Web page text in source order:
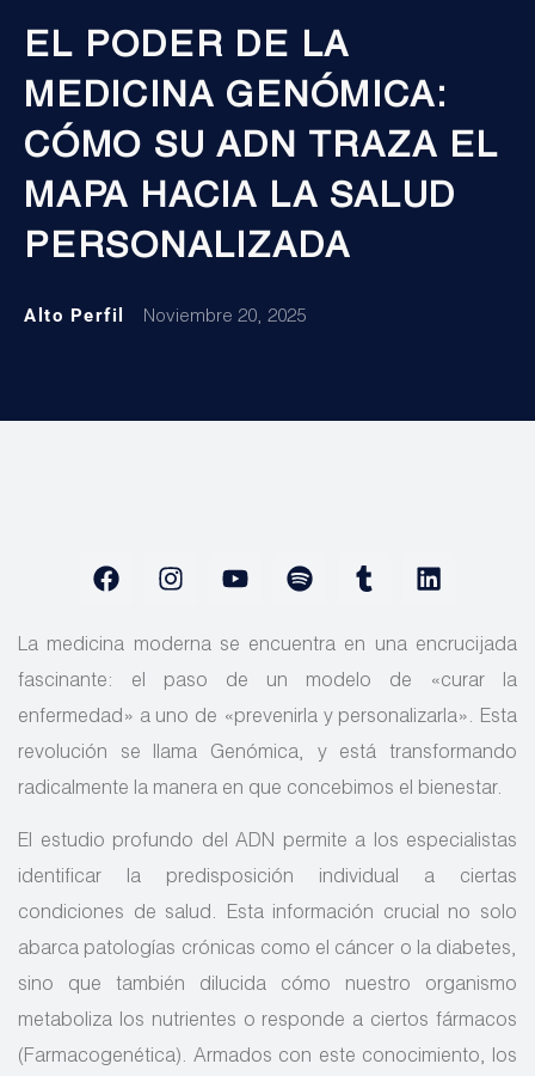
EL PODER DE LA
MEDICINA GENÓMICA:
CÓMO SU ADN TRAZA EL
MAPA HACIA LA SALUD
PERSONALIZADA
Alto Perfil Noviembre 20, 2025
La medicina moderna se encuentra en una encrucijada
fascinante: el paso de un modelo de «curar la
enfermedad» a uno de «prevenirla y personalizarla». Esta
revolución se llama Genómica, y está transformando
radicalmente la manera en que concebimos el bienestar.
El estudio profundo del ADN permite a los especialistas
identificar la predisposición individual a ciertas
condiciones de salud. Esta información crucial no solo
abarca patologías crónicas como el cáncer o la diabetes,
sino que también dilucida cómo nuestro organismo
metaboliza los nutrientes o responde a ciertos fármacos
(Farmacogenética). Armados con este conocimiento, los